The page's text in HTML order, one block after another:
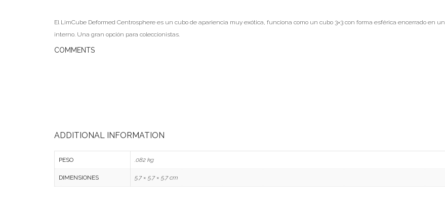
El LimCube Deformed Centrosphere es un cubo de apariencia muy exótica, funciona como un cubo 3×3 con forma esférica encerrado en
interno. Una gran opción para coleccionistas.
COMMENTS
ADDITIONAL INFORMATION
PESO .082 kg
DIMENSIONES 5.7 × 5.7 × 5.7 cm